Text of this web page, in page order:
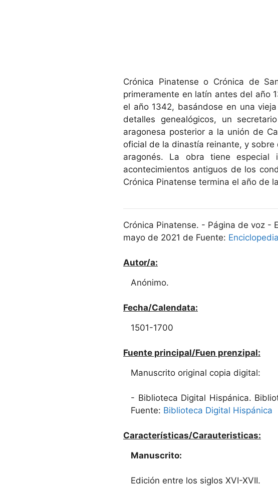
Crónica Pinatense o Crónica de
primeramente en latín antes del año
el año 1342, basándose en una
detalles genealógicos, un
aragonesa posterior a la unión de
oficial de la dinastía reinante, y
aragonés. La obra tiene
acontecimientos antiguos de los
Crónica Pinatense termina el año de
Crónica Pinatense. - Página de voz -
mayo de 2021 de Fuente:
Autor/a:
Anónimo.
Fecha/Calendata:
1501-1700
Fuente principal/Fuen prenzipal:
Manuscrito original copia digital:
- Biblioteca Digital Hispánica.
Fuente: Biblioteca Digital Hispánica
Características/Carauteristicas:
Manuscrito:
Edición entre los siglos XVI-XVII.